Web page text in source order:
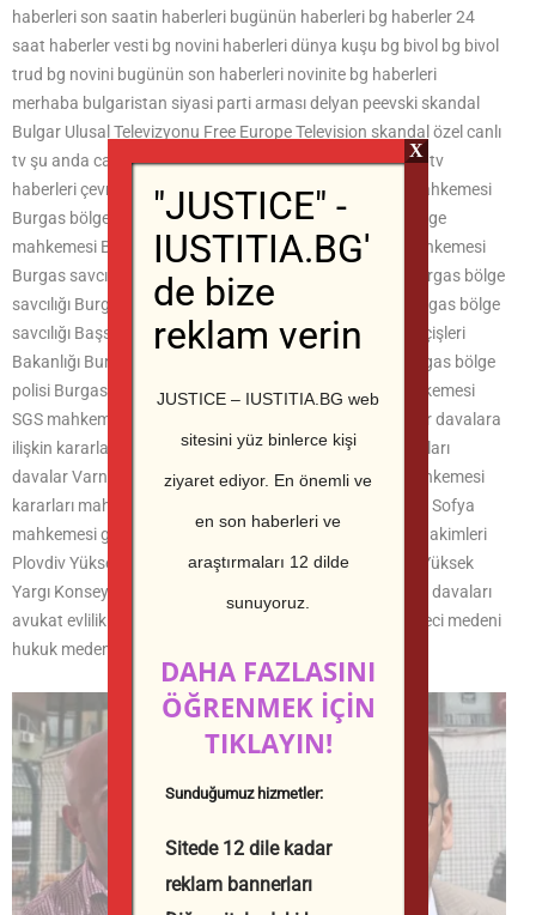
haberleri son saatin haberleri bugünün haberleri bg haberler 24
saat haberler vesti bg novini haberleri dünya kuşu bg bivol bg bivol
trud bg novini bugünün son haberleri novinite bg haberleri
merhaba bulgaristan siyasi parti arması delyan peevski skandal
Bulgar Ulusal Televizyonu Free Europe Television skandal özel canlı
tv şu anda canlı tv tv çevrimiçi tv programı bg canlı şimdi tv
haberleri çevrimiçi tv çevrimiçi canlı mahkeme Burgas mahkemesi
Burgas bölge mahkemesi Burgas mahkemesi Burgas bölge
mahkemesi Burgas bölge mahkemesi Burgas temyiz mahkemesi
Burgas savcısı Burgas savcılığı Burgas bölge savcılığı Burgas bölge
savcılığı Burgas bölge savcılığı Burgas bölge savcılığı Burgas bölge
savcılığı Başsavcı Ivan Geshev Savcı Geshev Tsatsarov İçişleri
Bakanlığı Burgas ODMR Burgas ODPR Burgas polisi Burgas bölge
polisi Burgas savcısı Tsatsarov SGS davaları Varna mahkemesi
SGS mahkemesi başkanı hukuk davalarına ilişkin kararlar davalara
ilişkin kararlar Plovdiv mahkemesi mahkeme kararı kararları
davalar Varna mahkemesi ceza davaları bölge bölge mahkemesi
kararları mahkemede çalışma SGS SGS başkanı hakimler Sofya
mahkemesi görevi hakimler Plovdiv mahkemesi Plovdiv hakimleri
Plovdiv Yüksek Mahkeme Müfettişliği Yüksek Mahkeme Yüksek
Yargı Konseyi avukat avukat ceza davaları avukat hukuk davaları
avukat evlilik davaları avukat idari ceza hukuku ceza süreci medeni
hukuk medeni süreç idare hukuku anayasa hukuku
"JUSTICE" -
IUSTITIA.BG'
de bize
reklam verin
JUSTICE – IUSTITIA.BG web
sitesini yüz binlerce kişi
ziyaret ediyor. En önemli ve
en son haberleri ve
araştırmaları 12 dilde
sunuyoruz.
DAHA FAZLASINI
ÖĞRENMEK İÇİN
TIKLAYIN!
Sunduğumuz hizmetler:
Sitede 12 dile kadar
reklam bannerları
X